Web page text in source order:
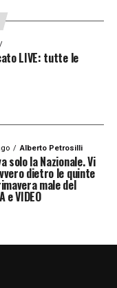
TOP NEWS
LIVE: tutte le
Alberto Petrosilli
solo la Nazionale. Vi
dietro le quinte
male del
e VIDEO